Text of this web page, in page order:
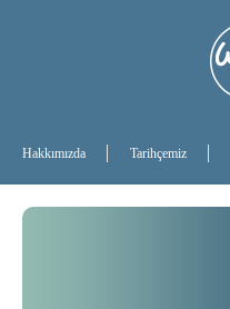
Hakkımızda Tarihçemiz